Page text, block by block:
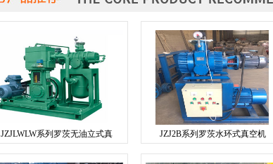
JZJLWLW系列罗茨无油立式真 JZJ2B系列罗茨水环式真空机